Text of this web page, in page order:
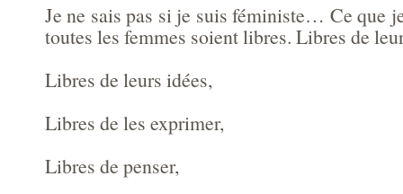
Je ne sais pas si je suis féministe… Ce que
toutes les femmes soient libres. Libres de
Libres de leurs idées,
Libres de les exprimer,
Libres de penser,